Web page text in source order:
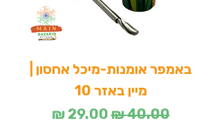
באמפר אומנות-מיכל אחסון |
מיין באזר 10
מחיר רגיל‏40.00 ‏₪ מחיר מבצע